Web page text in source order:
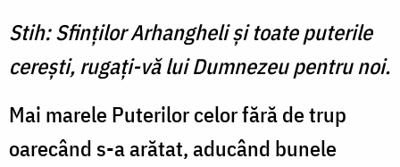
Stih: Sfinţilor Arhangheli şi toate puterile
cereşti, rugaţi-vă lui Dumnezeu pentru noi.
Mai marele Puterilor celor fără de trup
oarecând s-a arătat, aducând bunele